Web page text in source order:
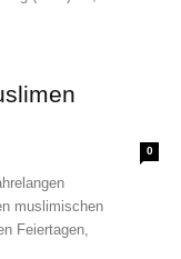
0
muslimischen
Feiertagen,